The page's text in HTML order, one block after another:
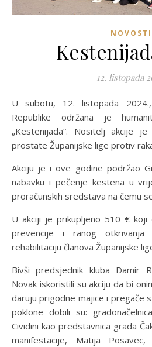
NOVOSTI
12. listopada
U subotu, 12. listopada 2024., na čakovečkom Trgu
Republike održana je
„Kestenijada“. Nositelj akcije
prostate Županijske lige protiv
Akciju je i ove godine podržao
nabavku i pečenje kestena u
proračunskih sredstava na čemu
U akciji je prikupljeno 510 € koji
prevencije i ranog
rehabilitaciju članova Županijske
Bivši predsjednik kluba Damir
Novak iskoristili su akciju da bi
daruju prigodne majice i pregače
poklone dobili su:
Cividini kao predstavnica grada
manifestacije, Matija